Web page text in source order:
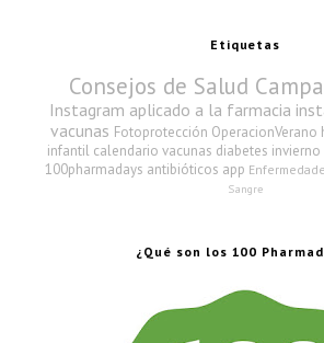
Etiquetas
Consejos de Salud
Instagram aplicado a la farmacia
vacunas Fotoprotección OperacionVerano
infantil calendario vacunas diabetes invierno
100pharmadays antibióticos app
Sangre
¿Qué son los 100